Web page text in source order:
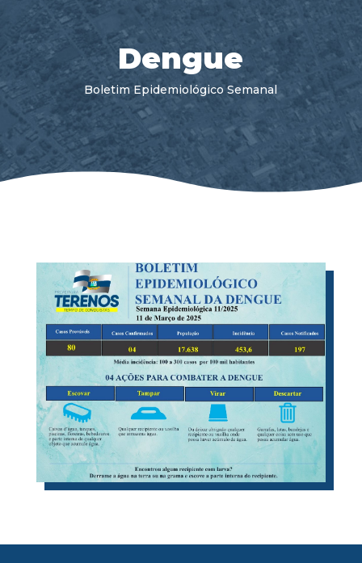
Dengue
Boletim Epidemiológico Semanal